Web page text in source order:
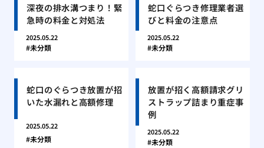
深夜の排水溝つまり！緊
急時の料金と対処法
2025.05.22
未分類
蛇口ぐらつき修理業者選
びと料金の注意点
2025.05.22
未分類
蛇口のぐらつき放置が招
いた水漏れと高額修理
2025.05.22
未分類
放置が招く高額請求グリ
ストラップ詰まり重症事
例
2025.05.22
未分類